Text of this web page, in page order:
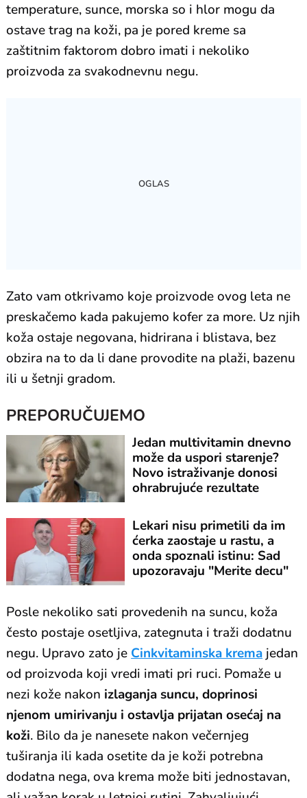
temperature, sunce, morska so i hlor mogu da
ostave trag na koži, pa je pored kreme sa
zaštitnim faktorom dobro imati i nekoliko
proizvoda za svakodnevnu negu.
Zato vam otkrivamo koje proizvode ovog leta ne
preskačemo kada pakujemo kofer za more. Uz njih
koža ostaje negovana, hidrirana i blistava, bez
obzira na to da li dane provodite na plaži, bazenu
ili u šetnji gradom.
PREPORUČUJEMO
Jedan multivitamin dnevno
može da uspori starenje?
Novo istraživanje donosi
ohrabrujuće rezultate
Lekari nisu primetili da im
ćerka zaostaje u rastu, a
onda spoznali istinu: Sad
upozoravaju "Merite decu"
Posle nekoliko sati provedenih na suncu, koža
često postaje osetljiva, zategnuta i traži dodatnu
negu. Upravo zato je Cinkvitaminska krema jedan
od proizvoda koji vredi imati pri ruci. Pomaže u
nezi kože nakon izlaganja suncu, doprinosi
njenom umirivanju i ostavlja prijatan osećaj na
koži. Bilo da je nanesete nakon večernjeg
tuširanja ili kada osetite da je koži potrebna
dodatna nega, ova krema može biti jednostavan,